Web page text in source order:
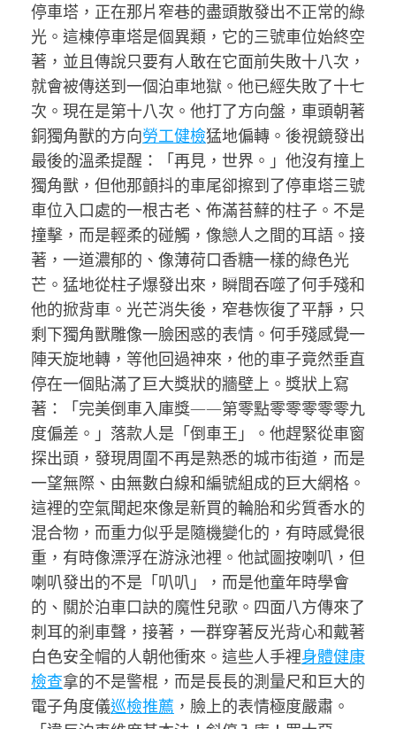
停車塔，正在那片窄巷的盡頭散發出不正常的綠
光。這棟停車塔是個異類，它的三號車位始終空
著，並且傳說只要有人敢在它面前失敗十八次，
就會被傳送到一個泊車地獄。他已經失敗了十七
次。現在是第十八次。他打了方向盤，車頭朝著
銅獨角獸的方向勞工健檢猛地偏轉。後視鏡發出
最後的溫柔提醒：「再見，世界。」他沒有撞上
獨角獸，但他那顫抖的車尾卻擦到了停車塔三號
車位入口處的一根古老、佈滿苔蘚的柱子。不是
撞擊，而是輕柔的碰觸，像戀人之間的耳語。接
著，一道濃郁的、像薄荷口香糖一樣的綠色光
芒。猛地從柱子爆發出來，瞬間吞噬了何手殘和
他的掀背車。光芒消失後，窄巷恢復了平靜，只
剩下獨角獸雕像一臉困惑的表情。何手殘感覺一
陣天旋地轉，等他回過神來，他的車子竟然垂直
停在一個貼滿了巨大獎狀的牆壁上。獎狀上寫
著：「完美倒車入庫獎——第零點零零零零零九
度偏差。」落款人是「倒車王」。他趕緊從車窗
探出頭，發現周圍不再是熟悉的城市街道，而是
一望無際、由無數白線和編號組成的巨大網格。
這裡的空氣聞起來像是新買的輪胎和劣質香水的
混合物，而重力似乎是隨機變化的，有時感覺很
重，有時像漂浮在游泳池裡。他試圖按喇叭，但
喇叭發出的不是「叭叭」，而是他童年時學會
的、關於泊車口訣的魔性兒歌。四面八方傳來了
刺耳的剎車聲，接著，一群穿著反光背心和戴著
白色安全帽的人朝他衝來。這些人手裡身體健康
檢查拿的不是警棍，而是長長的測量尺和巨大的
電子角度儀巡檢推薦 ，臉上的表情極度嚴肅。